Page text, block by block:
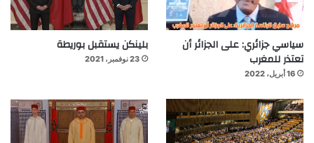
سياسي جزائري: على الجزائر أن
تعتذر للمغرب
16 أبريل، 2022
بلينكن يستقبل بوريطة
23 نوفمبر، 2021